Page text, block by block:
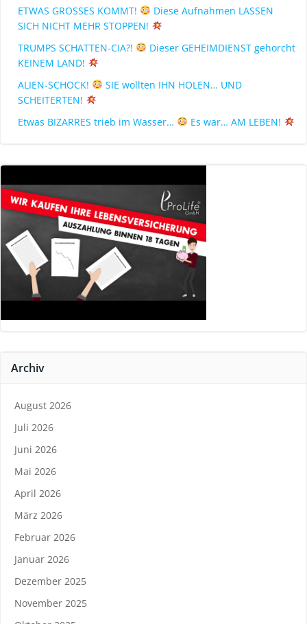
ETWAS GROSSES KOMMT!
Diese Aufnahmen LASSEN
SICH NICHT MEHR STOPPEN!
TRUMPS SCHATTEN-CIA?!
Dieser GEHEIMDIENST gehorcht
KEINEM LAND!
ALIEN-SCHOCK!
SIE wollten IHN HOLEN… UND
SCHEITERTEN!
Etwas BIZARRES trieb im Wasser…
Es war… AM LEBEN!
Archiv
August 2026
Juli 2026
Juni 2026
Mai 2026
April 2026
März 2026
Februar 2026
Januar 2026
Dezember 2025
November 2025